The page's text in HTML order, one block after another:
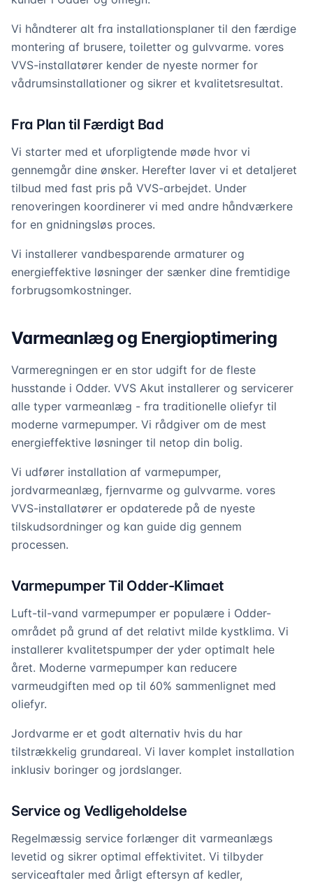
Vi håndterer alt fra installationsplaner til den færdige
montering af brusere, toiletter og gulvvarme. vores
VVS-installatører kender de nyeste normer for
vådrumsinstallationer og sikrer et kvalitetsresultat.
Fra Plan til Færdigt Bad
Vi starter med et uforpligtende møde hvor vi
gennemgår dine ønsker. Herefter laver vi et detaljeret
tilbud med fast pris på VVS-arbejdet. Under
renoveringen koordinerer vi med andre håndværkere
for en gnidningsløs proces.
Vi installerer vandbesparende armaturer og
energieffektive løsninger der sænker dine fremtidige
forbrugsomkostninger.
Varmeanlæg og Energioptimering
Varmeregningen er en stor udgift for de fleste
husstande i Odder. VVS Akut installerer og servicerer
alle typer varmeanlæg - fra traditionelle oliefyr til
moderne varmepumper. Vi rådgiver om de mest
energieffektive løsninger til netop din bolig.
Vi udfører installation af varmepumper,
jordvarmeanlæg, fjernvarme og gulvvarme. vores
VVS-installatører er opdaterede på de nyeste
tilskudsordninger og kan guide dig gennem
processen.
Varmepumper Til Odder-Klimaet
Luft-til-vand varmepumper er populære i Odder-
området på grund af det relativt milde kystklima. Vi
installerer kvalitetspumper der yder optimalt hele
året. Moderne varmepumper kan reducere
varmeudgiften med op til 60% sammenlignet med
oliefyr.
Jordvarme er et godt alternativ hvis du har
tilstrækkelig grundareal. Vi laver komplet installation
inklusiv boringer og jordslanger.
Service og Vedligeholdelse
Regelmæssig service forlænger dit varmeanlægs
levetid og sikrer optimal effektivitet. Vi tilbyder
serviceaftaler med årligt eftersyn af kedler,